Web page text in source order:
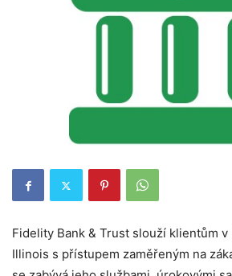
Fidelity Bank & Trust slouží klientům
Illinois s přístupem zaměřeným na